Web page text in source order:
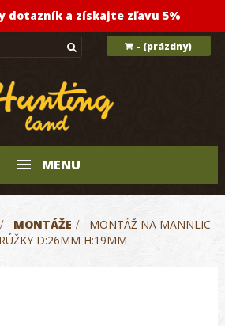
dotazník a získajte zľavu 5%
- (prázdny)
MENU
> MONTÁŽE >
MONTÁŽ NA MANNLIC
D:26MM H:19MM